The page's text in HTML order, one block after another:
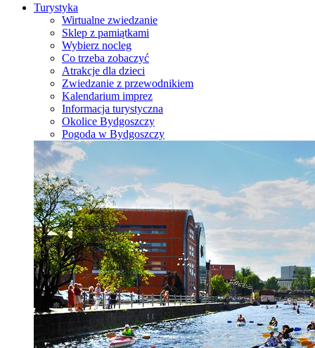
Turystyka
Wirtualne zwiedzanie
Sklep z pamiątkami
Wybierz nocleg
Co trzeba zobaczyć
Atrakcje dla dzieci
Zwiedzanie z przewodnikiem
Kalendarium imprez
Informacja turystyczna
Okolice Bydgoszczy
Pogoda w Bydgoszczy